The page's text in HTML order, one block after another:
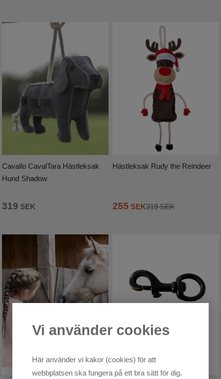
Vi använder cookies
Här använder vi kakor (cookies) för att
webbplatsen ska fungera på ett bra sätt för dig.
Cavallo CavalTara Hästleksak
Hund Shadow
319 SEK
Hästleksak Rudy the Reindeer
255 SEK319 SEK